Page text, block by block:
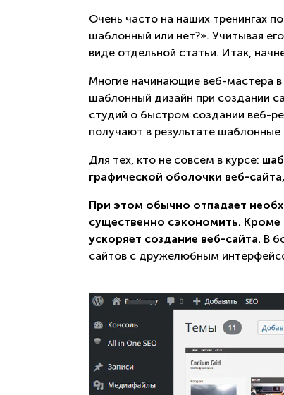
Очень часто на наших тренингах
шаблонный или нет?». Учитывая
виде отдельной статьи. Итак,
Многие начинающие веб-мастера
шаблонный дизайн при создании
студий о быстром создании веб-
получают в результате
Для тех, кто не совсем в курсе:
графической оболочки веб-
При этом обычно отпадает
существенно сэкономить. Кроме
ускоряет создание веб-сайта. В
сайтов с дружелюбным